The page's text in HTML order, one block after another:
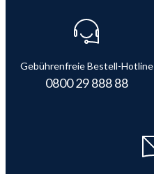
Gebührenfreie Bestell-Hotline
0800 29 888 88